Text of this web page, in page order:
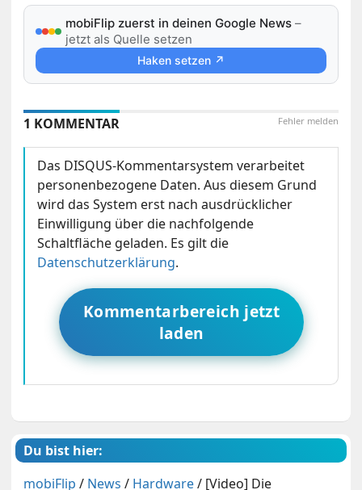
mobiFlip zuerst in deinen Google News –
jetzt als Quelle setzen
Haken setzen ↗
Fehler melden
1 KOMMENTAR
Das DISQUS-Kommentarsystem verarbeitet
personenbezogene Daten. Aus diesem Grund
wird das System erst nach ausdrücklicher
Einwilligung über die nachfolgende
Schaltfläche geladen. Es gilt die
Datenschutzerklärung.
Kommentarbereich jetzt
laden
Du bist hier:
mobiFlip / News / Hardware/ [Video] Die